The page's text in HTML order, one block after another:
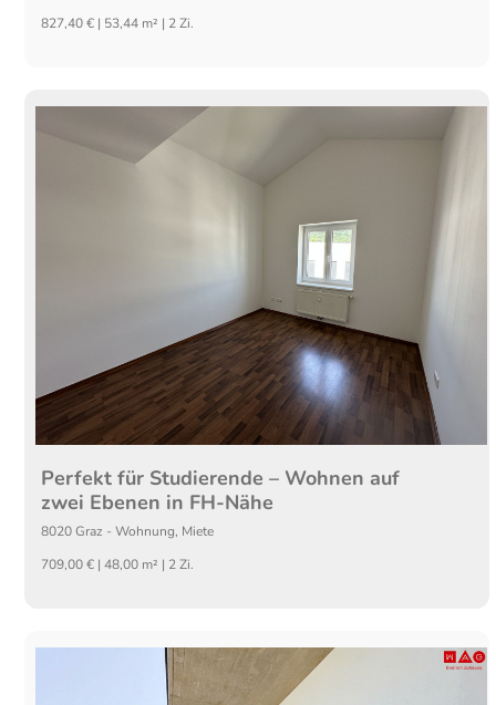
827,40 € | 53,44 m² | 2 Zi.
Perfekt für Studierende – Wohnen auf
zwei Ebenen in FH-Nähe
8020 Graz -Wohnung, Miete
709,00 € | 48,00 m² | 2 Zi.